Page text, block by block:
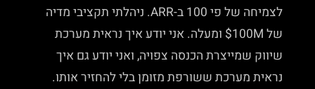
לצמיחה של פי 100 ב-ARR. ניהלתי תקציבי מדיה
של 100M$ ומעלה. אני יודע איך נראית מערכת
שיווק שמייצרת הכנסה צפויה, ואני יודע גם איך
נראית מערכת ששורפת מזומן בלי להחזיר אותו.